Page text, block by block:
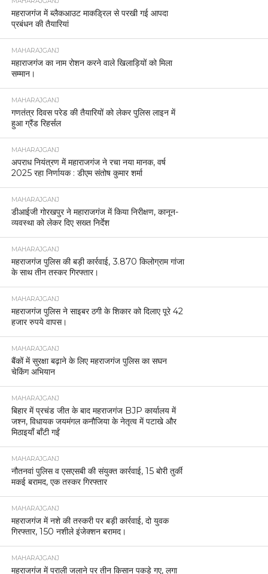
महराजगंज में ब्लैकआउट माकड्रिल से परखी गई आपदा
प्रबंधन की तैयारियां
MAHARAJGANJ
महाराजगंज का नाम रोशन करने वाले खिलाड़ियों को मिला
सम्मान।
MAHARAJGANJ
गणतंत्र दिवस परेड की तैयारियों को लेकर पुलिस लाइन में
हुआ ग्रैंड रिहर्सल
MAHARAJGANJ
अपराध नियंत्रण में महाराजगंज ने रचा नया मानक, वर्ष
2025 रहा निर्णायक : डीएम संतोष कुमार शर्मा
MAHARAJGANJ
डीआईजी गोरखपुर ने महाराजगंज में किया निरीक्षण, कानून-
व्यवस्था को लेकर दिए सख्त निर्देश
MAHARAJGANJ
महराजगंज पुलिस की बड़ी कार्रवाई, 3.870 किलोग्राम गांजा
के साथ तीन तस्कर गिरफ्तार।
MAHARAJGANJ
महराजगंज पुलिस ने साइबर ठगी के शिकार को दिलाए पूरे 42
हजार रुपये वापस।
MAHARAJGANJ
बैंकों में सुरक्षा बढ़ाने के लिए महराजगंज पुलिस का सघन
चेकिंग अभियान
MAHARAJGANJ
बिहार में प्रचंड जीत के बाद महराजगंज BJP कार्यालय में
जश्न, विधायक जयमंगल कनौजिया के नेतृत्व में पटाखे और
मिठाइयाँ बाँटी गईं
MAHARAJGANJ
नौतनवां पुलिस व एसएसबी की संयुक्त कार्रवाई, 15 बोरी तुर्की
मकई बरामद, एक तस्कर गिरफ्तार
MAHARAJGANJ
महराजगंज में नशे की तस्करी पर बड़ी कार्रवाई, दो युवक
गिरफ्तार, 150 नशीले इंजेक्शन बरामद।
MAHARAJGANJ
महराजगंज में पराली जलाने पर तीन किसान पकड़े गए, लगा